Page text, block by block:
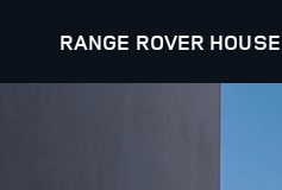
RANGE ROVER HOUSE